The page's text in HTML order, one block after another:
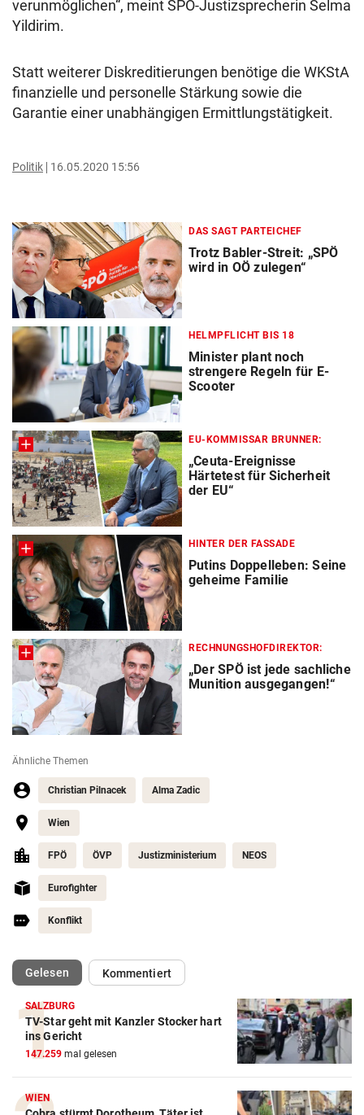
verunmöglichen“, meint SPÖ-Justizsprecherin Selma
Yildirim.
Statt weiterer Diskreditierungen benötige die WKStA
finanzielle und personelle Stärkung sowie die
Garantie einer unabhängigen Ermittlungstätigkeit.
Politik 16.05.2020 15:56
DAS SAGT PARTEICHEF
Trotz Babler-Streit: „SPÖ
wird in OÖ zulegen“
HELMPFLICHT BIS 18
Minister plant noch
strengere Regeln für E-
Scooter
EU-KOMMISSAR BRUNNER:
„Ceuta-Ereignisse
Härtetest für Sicherheit
der EU“
HINTER DER FASSADE
Putins Doppelleben: Seine
geheime Familie
RECHNUNGSHOFDIREKTOR:
„Der SPÖ ist jede sachliche
Munition ausgegangen!“
Ähnliche Themen
Christian Pilnacek Alma Zadic
Wien
FPÖ ÖVP Justizministerium NEOS
Eurofighter
Konflikt
Gelesen(ausgewählt)Kommentiert
SALZBURG
TV-Star geht mit Kanzler Stocker hart
ins Gericht
147.259 mal gelesen
WIEN